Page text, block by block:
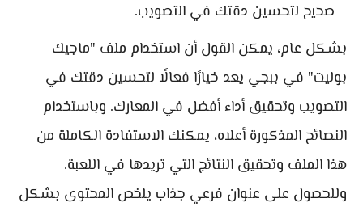
صحيح لتحسين دقتك في التصويب.
بشكل عام، يمكن القول أن استخدام ملف "ماجيك
بوليت" في ببجي يعد خيارًا فعالًا لتحسين دقتك في
التصويب وتحقيق أداء أفضل في المعارك. وباستخدام
النصائح المذكورة أعلاه، يمكنك الاستفادة الكاملة من
هذا الملف وتحقيق النتائج التي تريدها في اللعبة.
وللحصول على عنوان فرعي جذاب يلخص المحتوى بشكل